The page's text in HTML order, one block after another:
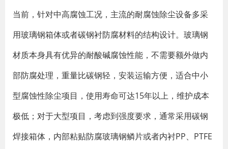
当前，针对中高腐蚀工况，主流的耐腐蚀除尘设备多采
用玻璃钢箱体或者碳钢衬防腐材料的结构设计。玻璃钢
材质本身具有优异的耐酸碱腐蚀性能，不需要额外做内
部防腐处理，重量比碳钢轻，安装运输方便，适合中小
型腐蚀性除尘项目，使用寿命可达15年以上，维护成本
极低；对于大型项目，考虑到强度要求，通常采用碳钢
焊接箱体，内部粘贴防腐玻璃钢鳞片或者内衬PP、PTFE